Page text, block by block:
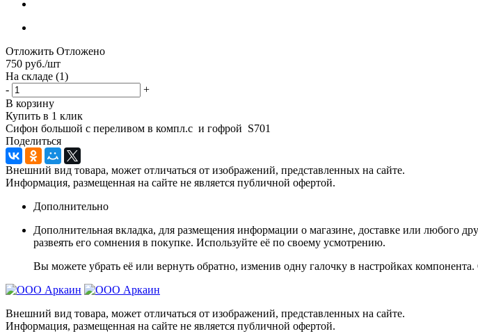
Отложить Отложено
750 руб./шт
На складе (1)
-
+
В корзину
Купить в 1 клик
Сифон большой с переливом в компл.с и гофрой S701
Поделиться
Внешний вид товара, может отличаться от изображений, представленных на сайте.
Информация, размещенная на сайте не является публичной офертой.
Дополнительно
Дополнительная вкладка, для размещения информации о магазине, доставке или любого
развеять его сомнения в покупке. Используйте её по своему усмотрению.
Вы можете убрать её или вернуть обратно, изменив одну галочку в настройках
Внешний вид товара, может отличаться от изображений, представленных на сайте.
Информация, размещенная на сайте не является публичной офертой.